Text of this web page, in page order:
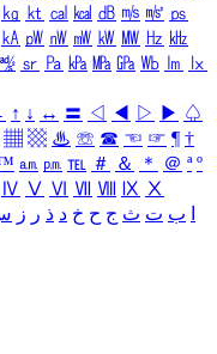
㎏ ㏏ ㎈ ㎉ ㏈ ㎧ ㎨ ㎰
㎄ ㎺ ㎻ ㎽ ㎾ ㎿ ㎐ ㎑
㏛ ㎩ ㎪ ㎫ ㎬ ㏝ ㏐
㏓
↑ ↓ ↔ 〓 ◁ ◀ ▷ ▶ ♤
▦ ▩ ♨ ☏ ☎ ☜ ☞ ¶ †
㏂ ㏘ ℡ ＃ ＆ ＊ ＠ ª º
Ⅳ Ⅴ Ⅵ Ⅶ Ⅷ Ⅸ Ⅹ
ب ت ث ج ح خ د ذ ر ز